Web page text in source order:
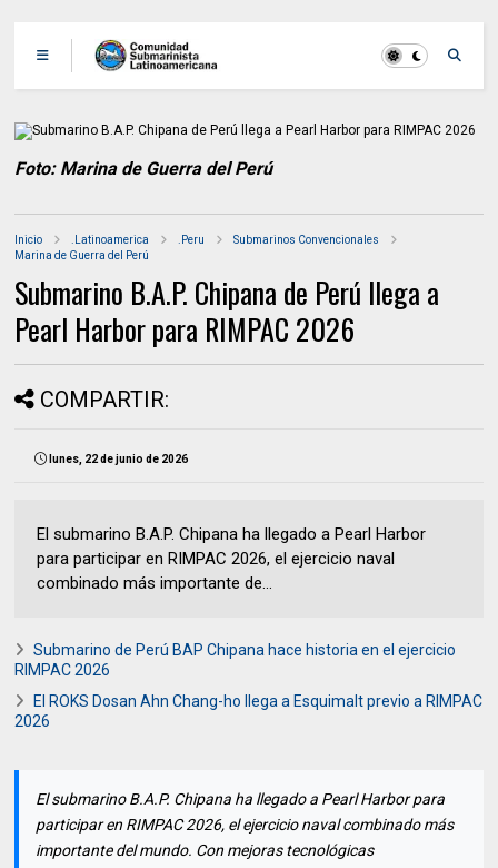
Foto: Marina de Guerra del Perú
Inicio .Latinoamerica .Peru
Submarinos Convencionales
Marina de Guerra del Perú
Submarino B.A.P. Chipana de Perú llega a
Pearl Harbor para RIMPAC 2026
COMPARTIR:
lunes, 22 de junio de 2026
El submarino B.A.P. Chipana ha llegado a Pearl Harbor
para participar en RIMPAC 2026, el ejercicio naval
combinado más importante de...
Submarino de Perú BAP Chipana hace historia en el ejercicio
RIMPAC 2026
El ROKS Dosan Ahn Chang-ho llega a Esquimalt previo a RIMPAC
2026
El submarino B.A.P. Chipana ha llegado a Pearl Harbor para
participar en RIMPAC 2026, el ejercicio naval combinado más
importante del mundo. Con mejoras tecnológicas